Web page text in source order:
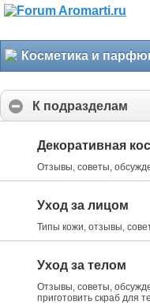
Косметика и
К подразделам
Декоративная
Отзывы, советы,
Уход за лицом
Типы кожи, отзывы,
Уход за телом
Отзывы, советы,
приготовить скраб для